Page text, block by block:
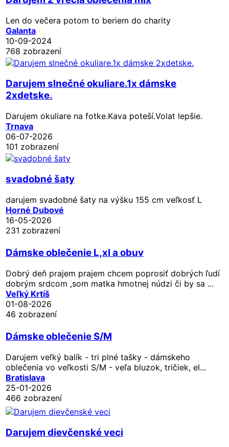
Len do večera potom to beriem do charity
Galanta
10-09-2024
768 zobrazení
Darujem slnečné okuliare.1x dámske
2xdetske.
Darujem okuliare na fotke.Kava poteší.Volat lepšie.
Trnava
06-07-2026
101 zobrazení
svadobné šaty
darujem svadobné šaty na výšku 155 cm veľkosť L
Horné Dubové
16-05-2026
231 zobrazení
Dámske oblečenie L,xl a obuv
Dobrý deň prajem prajem chcem poprosiť dobrých ľudí
dobrým srdcom ,som matka hmotnej núdzi či by sa ...
Veľký Krtíš
01-08-2026
46 zobrazení
Dámske oblečenie S/M
Darujem veľký balík - tri plné tašky - dámskeho
oblečenia vo veľkosti S/M - veľa bluzok, tričiek, el...
Bratislava
25-01-2026
466 zobrazení
Darujem dievčenské veci